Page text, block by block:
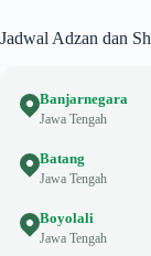
Jadwal Adzan dan
Banjarnegara
Jawa Tengah
Batang
Jawa Tengah
Boyolali
Jawa Tengah